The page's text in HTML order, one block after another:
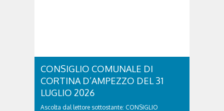
CONSIGLIO COMUNALE DI
CORTINA D’AMPEZZO DEL 31
LUGLIO 2026
Ascolta dal lettore sottostante: CONSIGLIO